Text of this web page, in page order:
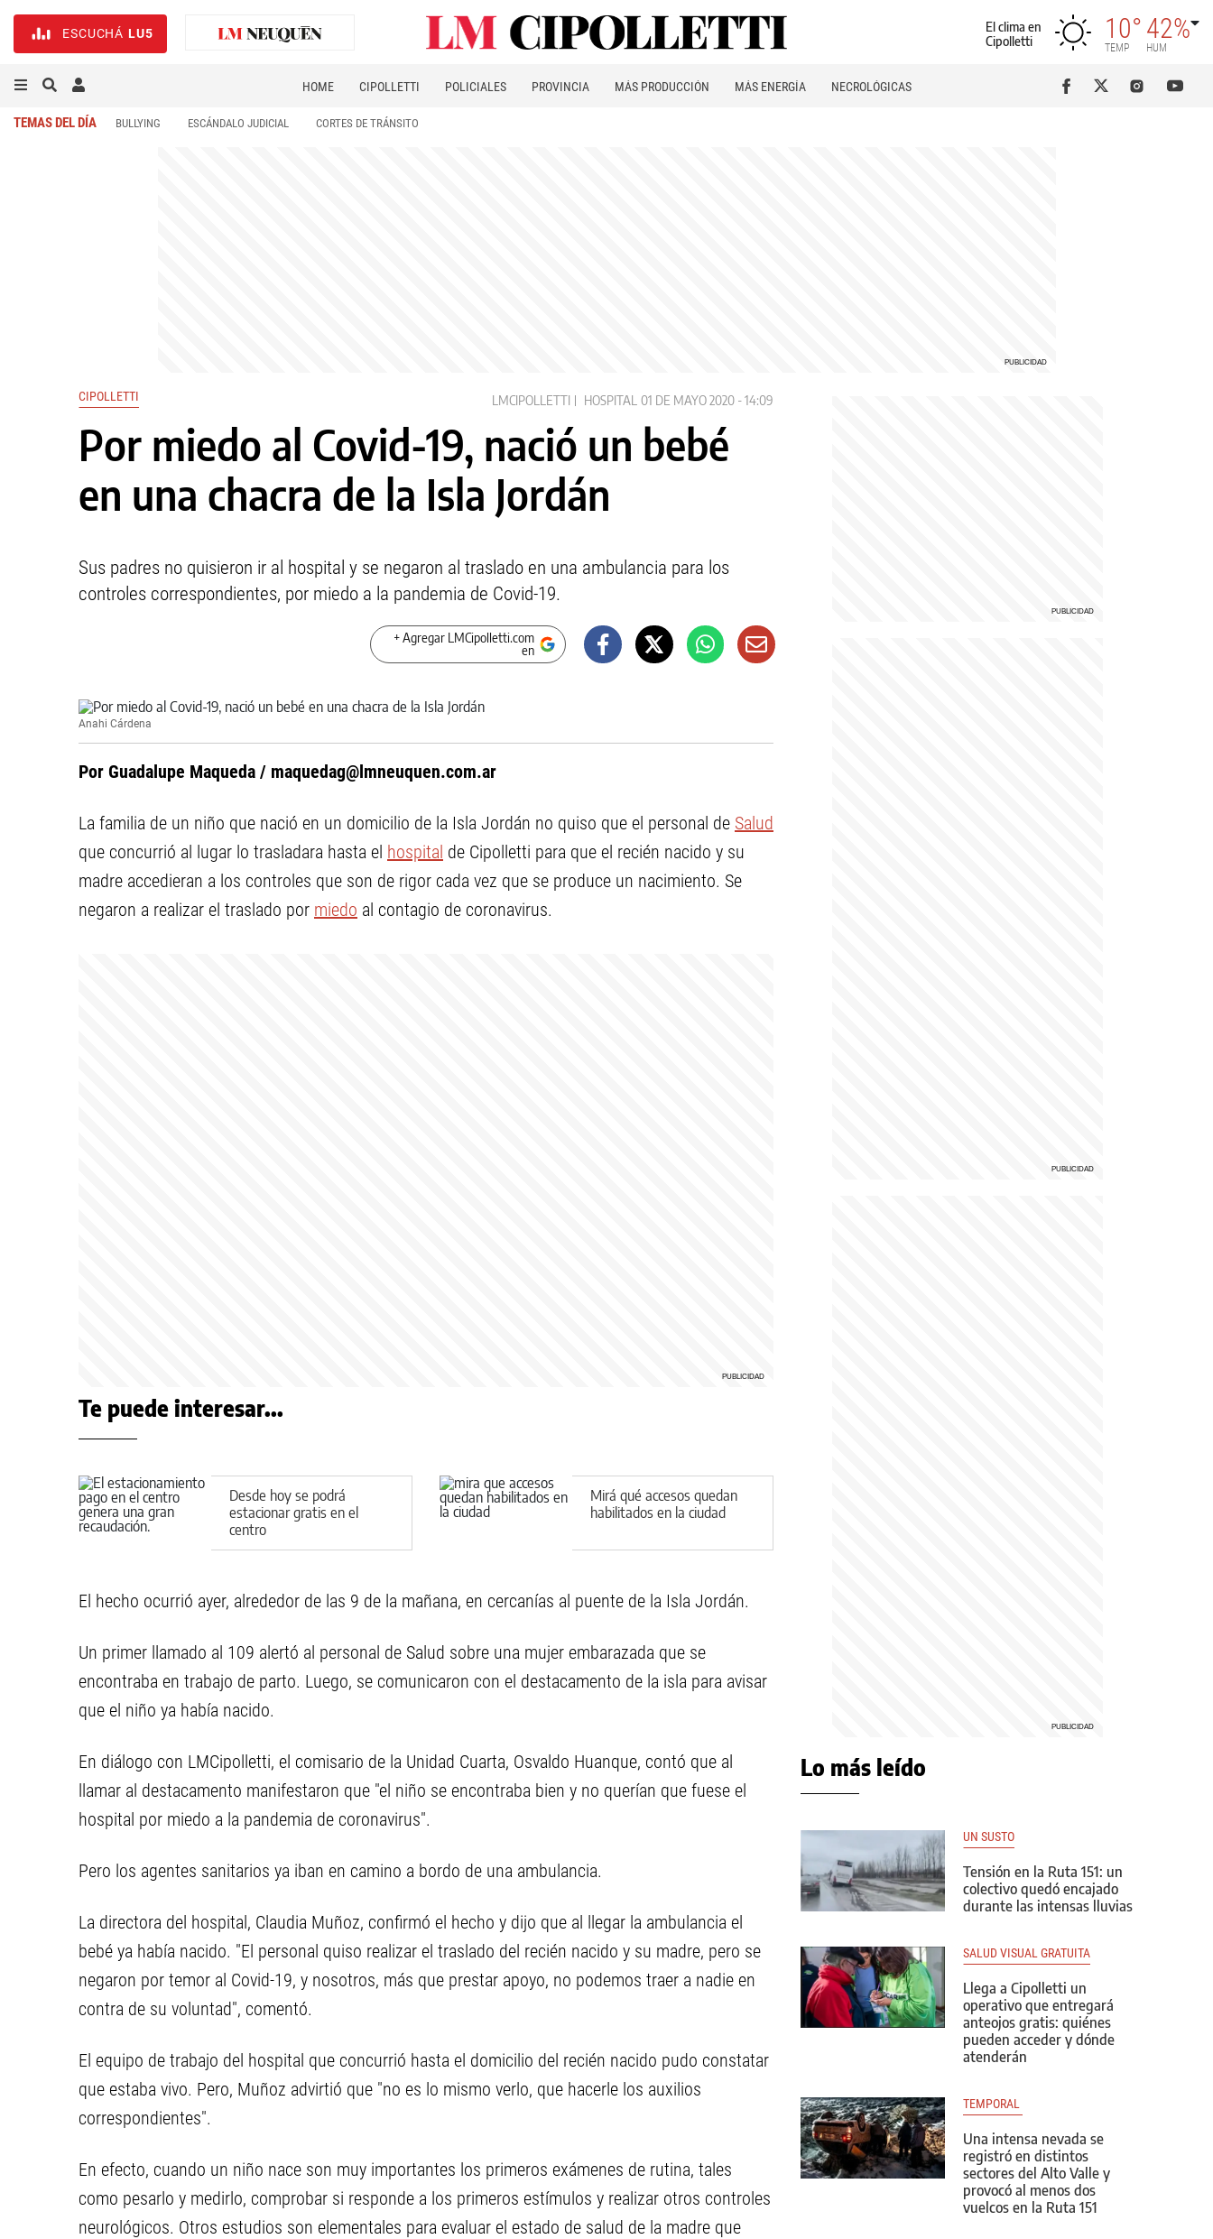
ESCUCHÁ LU5
El clima en
Cipolletti
10°
TEMP
42%
HUM
HOME CIPOLLETTI POLICIALES PROVINCIA MÁS PRODUCCIÓN MÁS ENERGÍA NECROLÓGICAS
TEMAS DEL DÍA BULLYING ESCÁNDALO JUDICIAL CORTES DE TRÁNSITO
CIPOLLETTI LMCIPOLLETTI HOSPITAL 01 DE MAYO 2020 - 14:09
Por miedo al Covid-19, nació un bebé
en una chacra de la Isla Jordán
Sus padres no quisieron ir al hospital y se negaron al traslado en una ambulancia para los
controles correspondientes, por miedo a la pandemia de Covid-19.
+ Agregar LMCipolletti.com
en
Anahi Cárdena
Por Guadalupe Maqueda / maquedag@lmneuquen.com.ar
La familia de un niño que nació en un domicilio de la Isla Jordán no quiso que el personal de Salud
que concurrió al lugar lo trasladara hasta el hospital de Cipolletti para que el recién nacido y su
madre accedieran a los controles que son de rigor cada vez que se produce un nacimiento. Se
negaron a realizar el traslado por miedo al contagio de coronavirus.
Te puede interesar...
Desde hoy se podrá
estacionar gratis en el
centro
Mirá qué accesos quedan
habilitados en la ciudad
El hecho ocurrió ayer, alrededor de las 9 de la mañana, en cercanías al puente de la Isla Jordán.
Un primer llamado al 109 alertó al personal de Salud sobre una mujer embarazada que se
encontraba en trabajo de parto. Luego, se comunicaron con el destacamento de la isla para avisar
que el niño ya había nacido.
En diálogo con LMCipolletti, el comisario de la Unidad Cuarta, Osvaldo Huanque, contó que al
llamar al destacamento manifestaron que "el niño se encontraba bien y no querían que fuese el
hospital por miedo a la pandemia de coronavirus".
Pero los agentes sanitarios ya iban en camino a bordo de una ambulancia.
La directora del hospital, Claudia Muñoz, confirmó el hecho y dijo que al llegar la ambulancia el
bebé ya había nacido. "El personal quiso realizar el traslado del recién nacido y su madre, pero se
negaron por temor al Covid-19, y nosotros, más que prestar apoyo, no podemos traer a nadie en
contra de su voluntad", comentó.
El equipo de trabajo del hospital que concurrió hasta el domicilio del recién nacido pudo constatar
que estaba vivo. Pero, Muñoz advirtió que "no es lo mismo verlo, que hacerle los auxilios
correspondientes".
En efecto, cuando un niño nace son muy importantes los primeros exámenes de rutina, tales
como pesarlo y medirlo, comprobar si responde a los primeros estímulos y realizar otros controles
neurológicos. Otros estudios son elementales para evaluar el estado de salud de la madre que
Lo más leído
UN SUSTO
Tensión en la Ruta 151: un
colectivo quedó encajado
durante las intensas lluvias
SALUD VISUAL GRATUITA
Llega a Cipolletti un
operativo que entregará
anteojos gratis: quiénes
pueden acceder y dónde
atenderán
TEMPORAL
Una intensa nevada se
registró en distintos
sectores del Alto Valle y
provocó al menos dos
vuelcos en la Ruta 151